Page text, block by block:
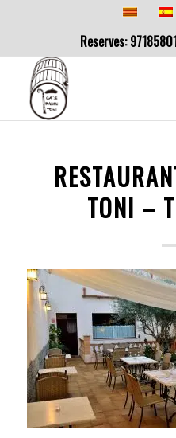
Reserves:
TONI –